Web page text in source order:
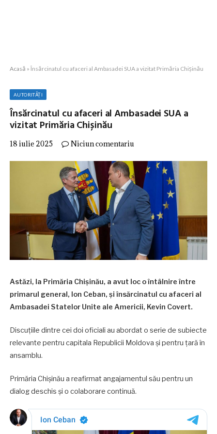
Acasă » Însărcinatul cu afaceri al Ambasadei SUA a vizitat Primăria Chișinău
AUTORITĂȚI
Însărcinatul cu afaceri al Ambasadei SUA a
vizitat Primăria Chișinău
18 iulie 2025 Niciun comentariu
Astăzi, la Primăria Chișinău, a avut loc o întâlnire între
primarul general, Ion Ceban, și însărcinatul cu afaceri al
Ambasadei Statelor Unite ale Americii, Kevin Covert.
Discuțiile dintre cei doi oficiali au abordat o serie de subiecte
relevante pentru capitala Republicii Moldova și pentru țară în
ansamblu.
Primăria Chișinău a reafirmat angajamentul său pentru un
dialog deschis și o colaborare continuă.